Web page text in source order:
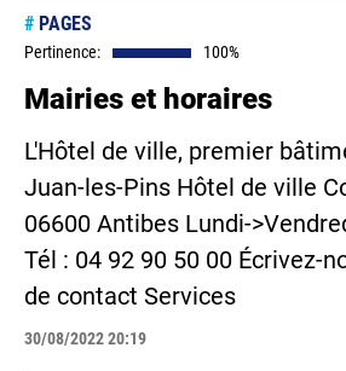
# PAGES
Pertinence: 100%
Mairies et horaires
L'Hôtel de ville, premier
Juan-les-Pins Hôtel de ville
06600 Antibes Lundi-
Tél : 04 92 90 50 00 Écrivez-
de contact Services
30/08/2022 20:19